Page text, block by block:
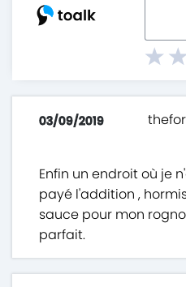
03/09/2019
Enfin un endroit où je
payé l'addition ,
sauce pour mon
parfait.